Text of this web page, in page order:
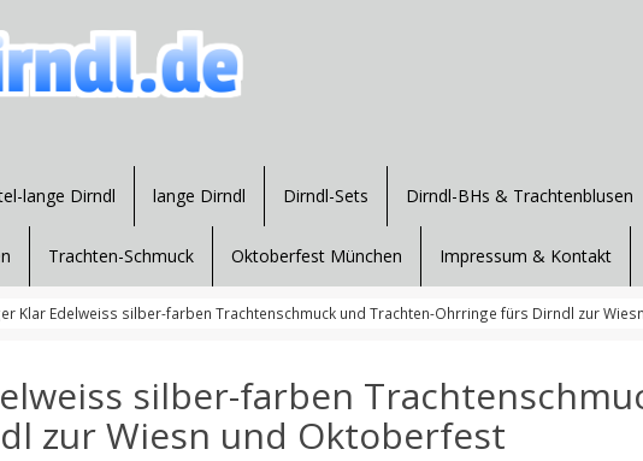
lange Dirndl lange Dirndl Dirndl-Sets Dirndl-BHs & Trachtenblusen
Trachten-Schmuck Oktoberfest München Impressum & Kontakt
Klar Edelweiss silber-farben Trachtenschmuck und Trachten-Ohrringe fürs Dirndl zur
silber-farben
zur Wiesn und Oktoberfest